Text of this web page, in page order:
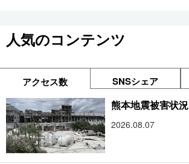
人気のコンテンツ
アクセス数 SNSシェア
熊本地震被害状況
2026.08.07